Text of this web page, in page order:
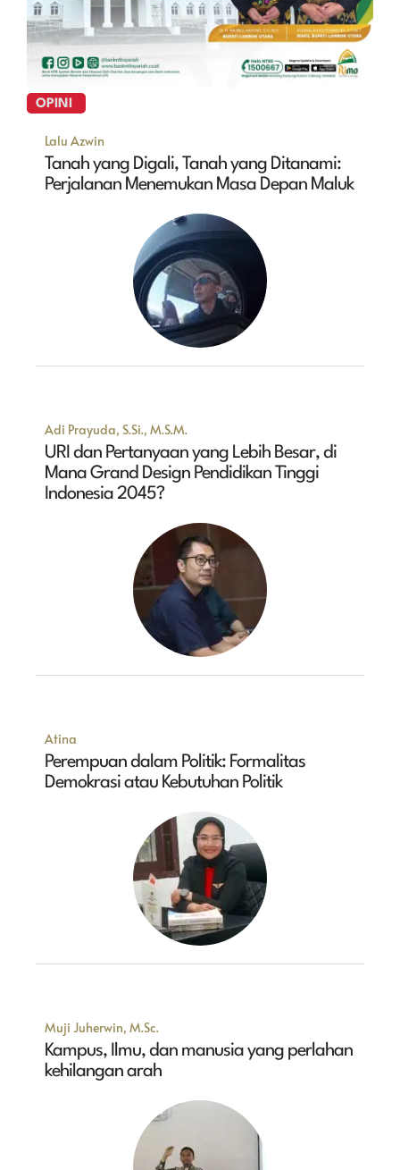
OPINI
Lalu Azwin
Tanah yang Digali, Tanah yang Ditanami:
Perjalanan Menemukan Masa Depan Maluk
Adi Prayuda, S.Si., M.S.M.
URI dan Pertanyaan yang Lebih Besar, di
Mana Grand Design Pendidikan Tinggi
Indonesia 2045?
Atina
Perempuan dalam Politik: Formalitas
Demokrasi atau Kebutuhan Politik
Muji Juherwin, M.Sc.
Kampus, Ilmu, dan manusia yang perlahan
kehilangan arah